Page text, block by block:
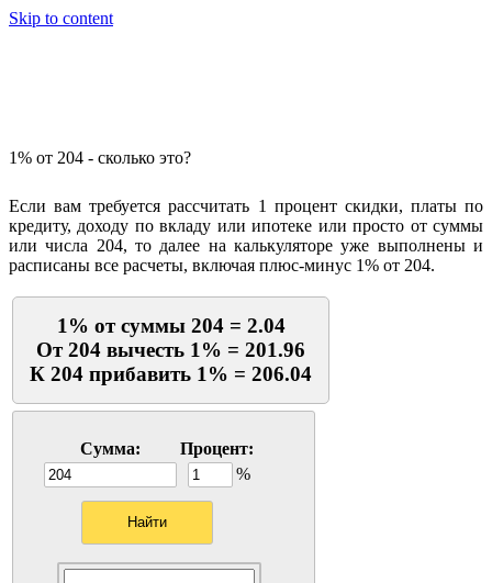
Skip to content
1% от 204 - сколько это?
Если вам требуется рассчитать 1 процент скидки, платы по
кредиту, доходу по вкладу или ипотеке или просто от суммы
или числа 204, то далее на калькуляторе уже выполнены и
расписаны все расчеты, включая плюс-минус 1% от 204.
1% от суммы 204 = 2.04
От 204 вычесть 1% = 201.96
К 204 прибавить 1% = 206.04
Сумма:
Процент:
%